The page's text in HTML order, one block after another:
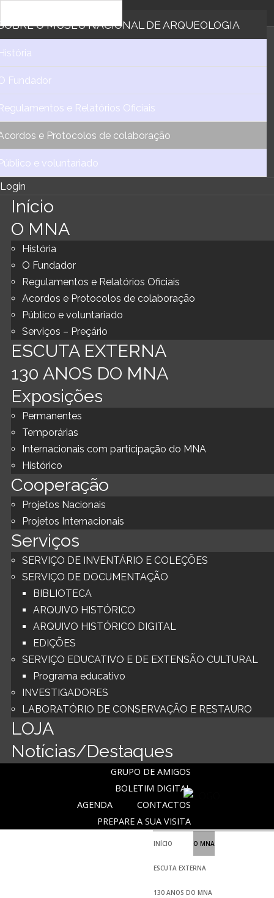
O MUSEU NACIONAL DE ARQUEOLOGIA
Fundador
e Relatórios Oficiais
e Protocolos de colaboração
e voluntariado
Login
Início
O MNA
História
O Fundador
Regulamentos e Relatórios Oficiais
Acordos e Protocolos de colaboração
Público e voluntariado
Serviços – Preçário
ESCUTA EXTERNA
130 ANOS DO MNA
Exposições
Permanentes
Temporárias
Internacionais com participação do MNA
Histórico
Cooperação
Projetos Nacionais
Projetos Internacionais
Serviços
SERVIÇO DE INVENTÁRIO E COLEÇÕES
SERVIÇO DE DOCUMENTAÇÃO
BIBLIOTECA
ARQUIVO HISTÓRICO
ARQUIVO HISTÓRICO DIGITAL
EDIÇÕES
SERVIÇO EDUCATIVO E DE EXTENSÃO CULTURAL
Programa educativo
INVESTIGADORES
LABORATÓRIO DE CONSERVAÇÃO E RESTAURO
LOJA
Notícias/Destaques
GRUPO DE AMIGOS
BOLETIM DIGITAL
CONTACTOS
AGENDA
PREPARE A SUA VISITA
INÍCIO O MNA
ESCUTA EXTERNA
130 ANOS DO MNA